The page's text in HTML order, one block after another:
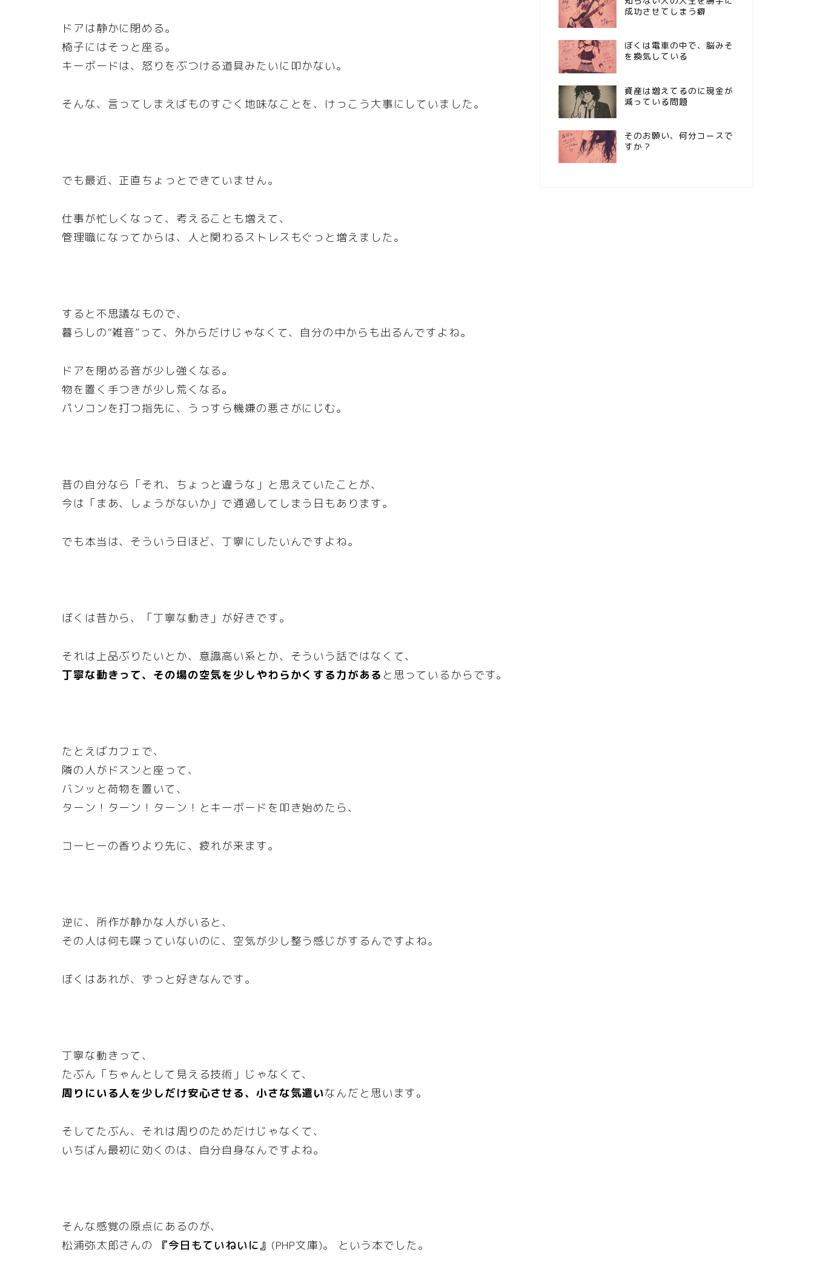
ドアは静かに閉める。
椅子にはそっと座る。
キーボードは、怒りをぶつける道具みたいに叩かない。
そんな、言ってしまえばものすごく地味なことを、けっこう大事にしていました。
でも最近、正直ちょっとできていません。
仕事が忙しくなって、考えることも増えて、
管理職になってからは、人と関わるストレスもぐっと増えました。
すると不思議なもので、
暮らしの“雑音”って、外からだけじゃなくて、自分の中からも出るんですよね。
ドアを閉める音が少し強くなる。
物を置く手つきが少し荒くなる。
パソコンを打つ指先に、うっすら機嫌の悪さがにじむ。
昔の自分なら「それ、ちょっと違うな」と思えていたことが、
今は「まあ、しょうがないか」で通過してしまう日もあります。
でも本当は、そういう日ほど、丁寧にしたいんですよね。
ぼくは昔から、「丁寧な動き」が好きです。
それは上品ぶりたいとか、意識高い系とか、そういう話ではなくて、
丁寧な動きって、その場の空気を少しやわらかくする力がある と思っているからです。
たとえばカフェで、
隣の人がドスンと座って、
バンッと荷物を置いて、
ターン！ターン！ターン！とキーボードを叩き始めたら、
コーヒーの香りより先に、疲れが来ます。
逆に、所作が静かな人がいると、
その人は何も喋っていないのに、空気が少し整う感じがするんですよね。
ぼくはあれが、ずっと好きなんです。
丁寧な動きって、
たぶん「ちゃんとして見える技術」じゃなくて、
周りにいる人を少しだけ安心させる、小さな気遣いなんだと思います。
そしてたぶん、それは周りのためだけじゃなくて、
いちばん最初に効くのは、自分自身なんですよね。
そんな感覚の原点にあるのが、
松浦弥太郎さんの
『今日もていねいに』 (PHP文庫)。 という本でした。
成功させてしまう癖
ぼくは電車の中で、脳みそ
を換気している
資産は増えてるのに現金が
減っている問題
そのお願い、何分コースで
すか？